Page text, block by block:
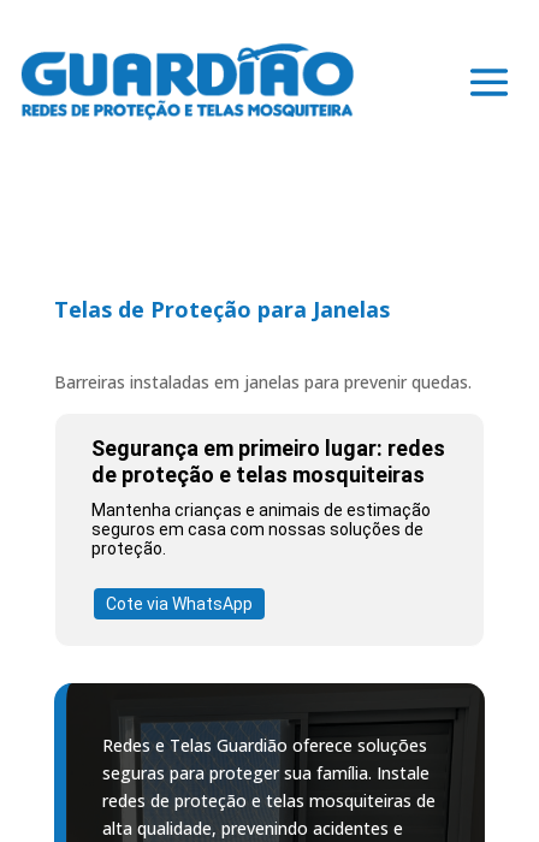
Telas de Proteção para Janelas
Barreiras instaladas em janelas para prevenir quedas.
Segurança em primeiro lugar: redes
de proteção e telas mosquiteiras
Mantenha crianças e animais de estimação
seguros em casa com nossas soluções de
proteção.
Cote via WhatsApp
Redes e Telas Guardião oferece soluções
seguras para proteger sua família. Instale
redes de proteção e telas mosquiteiras de
alta qualidade, prevenindo acidentes e